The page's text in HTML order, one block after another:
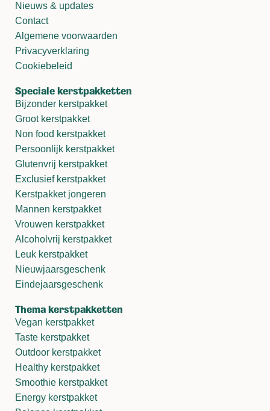
Nieuws & updates
Contact
Algemene voorwaarden
Privacyverklaring
Cookiebeleid
Speciale kerstpakketten
Bijzonder kerstpakket
Groot kerstpakket
Non food kerstpakket
Persoonlijk kerstpakket
Glutenvrij kerstpakket
Exclusief kerstpakket
Kerstpakket jongeren
Mannen kerstpakket
Vrouwen kerstpakket
Alcoholvrij kerstpakket
Leuk kerstpakket
Nieuwjaarsgeschenk
Eindejaarsgeschenk
Thema kerstpakketten
Vegan kerstpakket
Taste kerstpakket
Outdoor kerstpakket
Healthy kerstpakket
Smoothie kerstpakket
Energy kerstpakket